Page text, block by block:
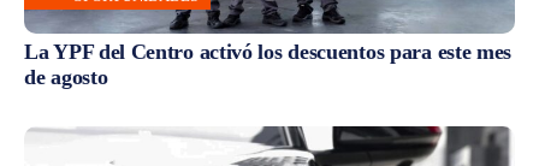
La YPF del Centro activó los descuentos para este mes
de agosto